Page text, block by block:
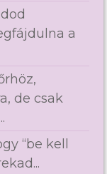
a
de csak
“be kell